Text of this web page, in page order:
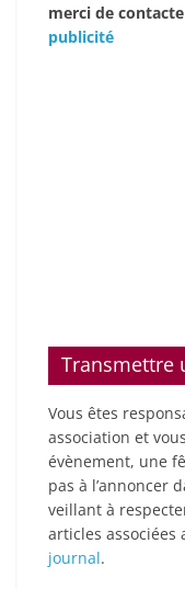
merci de
publicité
Transmettre
Vous êtes
association et
évènement, une
pas à l’annoncer
veillant à
articles associées
journal.